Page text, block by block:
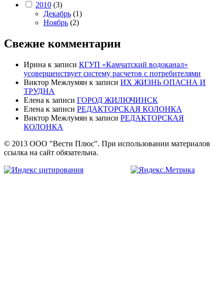
2010 (3)
Декабрь (1)
Ноябрь (2)
Свежие комментарии
Ирина к записи КГУП «Камчатский водоканал»
усовершенствует систему расчетов с потребителями
Виктор Межлумян к записи ИХ ЖИЗНЬ ОПАСНА И
ТРУДНА
Елена к записи ГОРОД ЖИЛЮЧИНСК
Елена к записи РЕДАКТОРСКАЯ КОЛОНКА
Виктор Межлумян к записи РЕДАКТОРСКАЯ
КОЛОНКА
© 2013 ООО "Вести Плюс". При использовании материалов
ссылка на сайт обязательна.